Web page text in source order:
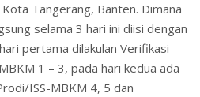
Tangerang, Banten. Dimana
selama 3 hari ini diisi dengan
pertama dilakulan Verifikasi
1 – 3, pada hari kedua ada
ISS-MBKM 4, 5 dan